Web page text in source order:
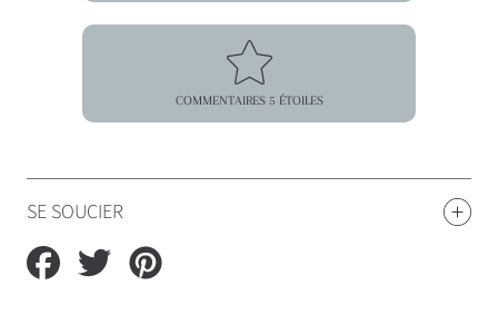
COMMENTAIRES 5 ÉTOILES
SE SOUCIER
Partager
sur
Tweeter
sur